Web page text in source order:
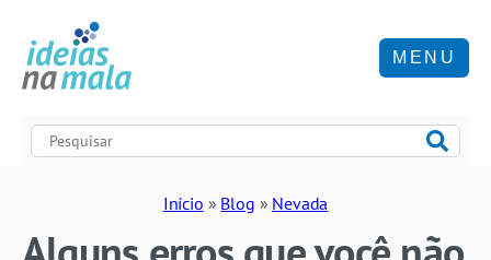
MENU
Início » Blog » Nevada